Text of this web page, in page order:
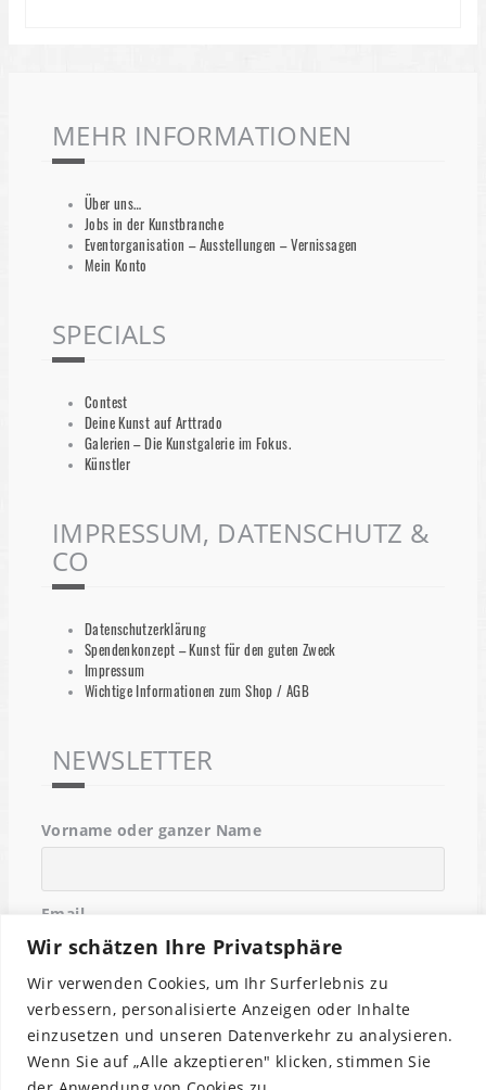
Wir schätzen Ihre Privatsphäre
Wir verwenden Cookies, um Ihr Surferlebnis zu
verbessern, personalisierte Anzeigen oder Inhalte
einzusetzen und unseren Datenverkehr zu analysieren.
Wenn Sie auf „Alle akzeptieren" klicken, stimmen Sie
MEHR INFORMATIONEN
Über uns…
Jobs in der Kunstbranche
Eventorganisation – Ausstellungen – Vernissagen
Mein Konto
SPECIALS
Contest
Deine Kunst auf Arttrado
Galerien – Die Kunstgalerie im Fokus.
Künstler
IMPRESSUM, DATENSCHUTZ &
CO
Datenschutzerklärung
Spendenkonzept – Kunst für den guten Zweck
Impressum
Wichtige Informationen zum Shop / AGB
NEWSLETTER
Vorname oder ganzer Name
Email
Datenschutzerklärung.